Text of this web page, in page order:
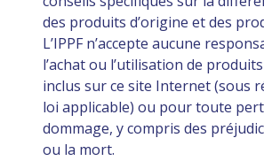
des produits d’origine et des
L’IPPF n’accepte aucune
l’achat ou l’utilisation de
inclus sur ce site Internet (sous
loi applicable) ou pour toute
dommage, y compris des
ou la mort.